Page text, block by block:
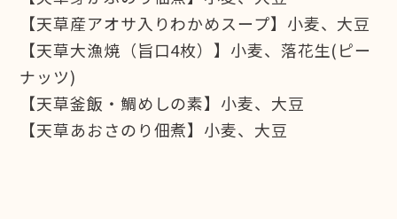
【天草産アオサ入りわかめスープ】小麦、大豆
【天草大漁焼（旨口4枚）】小麦、落花生(ピー
ナッツ)
【天草釜飯・鯛めしの素】小麦、大豆
【天草あおさのり佃煮】小麦、大豆